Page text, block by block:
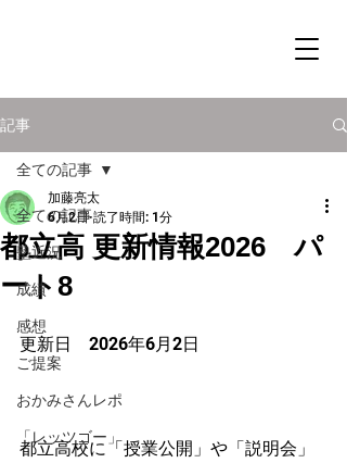
記事
全ての記事
塾近況
成績
感想
ご提案
おかみさんレポ
「レッツゴー」
全ての記事
都立高 更新情報2026 パ
ート8
加藤亮太
6月2日 読了時間: 1分
更新日　2026年6月2日
都立高校に「授業公開」や「説明会」